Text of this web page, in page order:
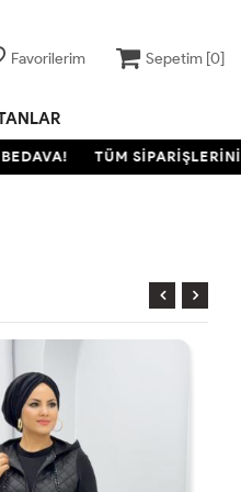
Favorilerim Sepetim [0]
TÜM